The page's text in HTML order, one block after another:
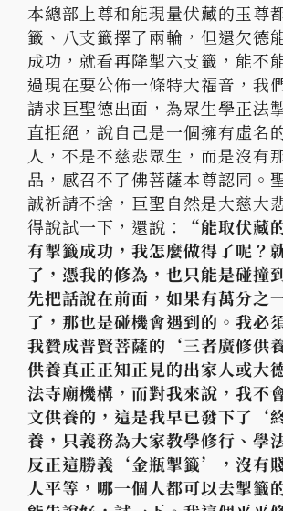
本總部上尊和能現量伏藏的玉尊
籤、八支籤擇了兩輪，但還欠德
成功，就看再降掣六支籤，能不
過現在要公佈一條特大福音，我
請求巨聖德出面，為眾生學正法
直拒絕，說自己是一個擁有虛名
人，不是不慈悲眾生，而是沒有
品，感召不了佛菩薩本尊認同。
誠祈請不捨，巨聖自然是大慈大
得說試一下，還說：
“能取伏藏
有掣籤成功，我怎麼做得了呢？
了，憑我的修為，也只能是碰撞
先把話說在前面，如果有萬分之
了，那也是碰機會遇到的。我必
我贊成普賢菩薩的‘三者廣修供
供養真正正知正見的出家人或大
法寺廟機構，而對我來說，我不
文供養的，這是我早已發下了‘
養，只義務為大家教學修行、學
反正這勝義‘金瓶掣籤’，沒有
人平等，哪一個人都可以去掣籤